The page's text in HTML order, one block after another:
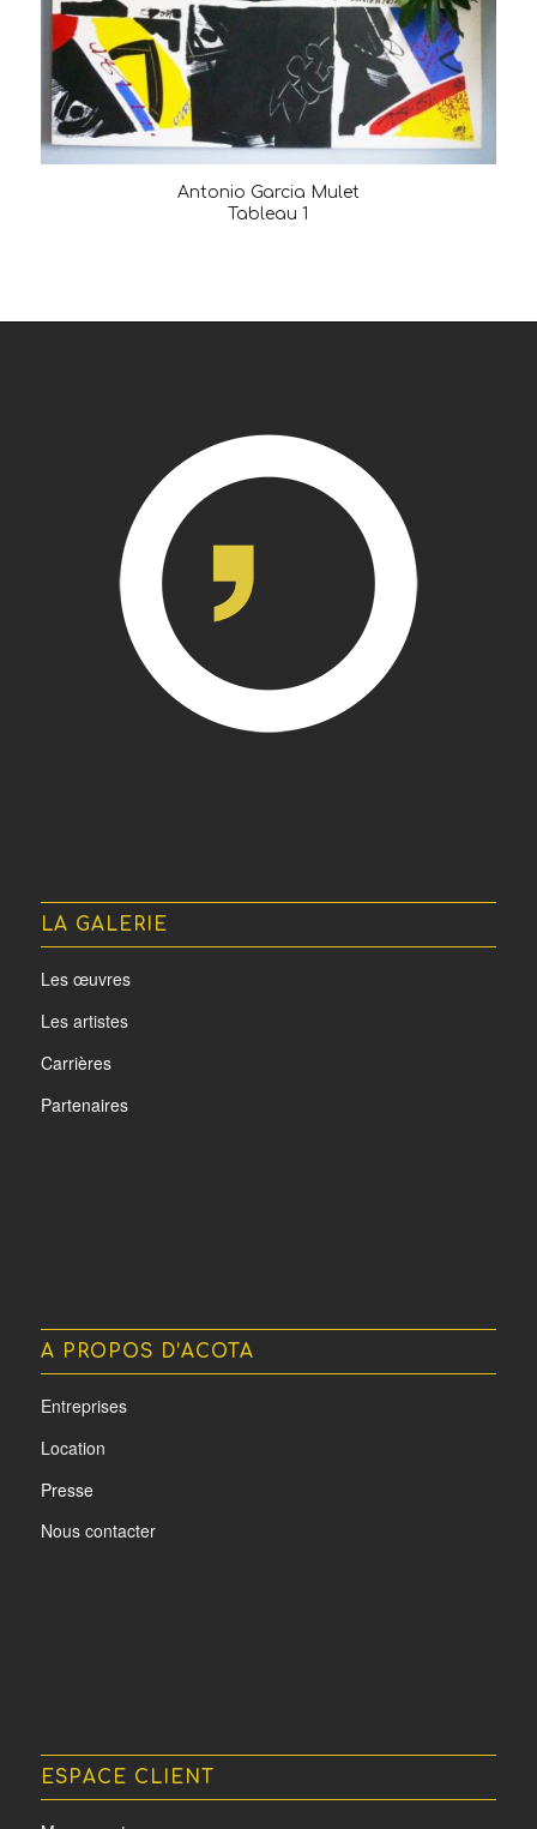
Antonio Garcia Mulet
Tableau 1
LA GALERIE
Les œuvres
Les artistes
Carrières
Partenaires
A PROPOS D’ACOTA
Entreprises
Location
Presse
Nous contacter
ESPACE CLIENT